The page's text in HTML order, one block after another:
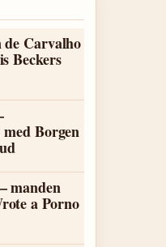
Carvalho
Beckers
Borgen
manden
a Porno